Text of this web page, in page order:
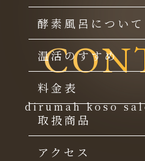
酵素風呂について
温活のすすめ
料金表
取扱商品
アクセス
dirumah koso